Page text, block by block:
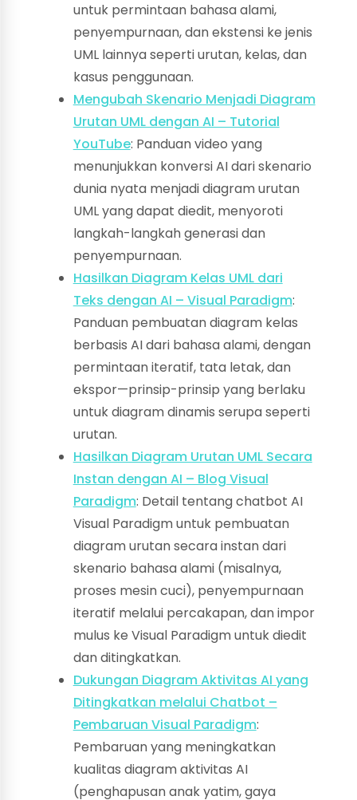
untuk permintaan bahasa alami,
penyempurnaan, dan ekstensi ke jenis
UML lainnya seperti urutan, kelas, dan
kasus penggunaan.
Mengubah Skenario Menjadi Diagram
Urutan UML dengan AI – Tutorial
YouTube: Panduan video yang
menunjukkan konversi AI dari skenario
dunia nyata menjadi diagram urutan
UML yang dapat diedit, menyoroti
langkah-langkah generasi dan
penyempurnaan.
Hasilkan Diagram Kelas UML dari
Teks dengan AI – Visual Paradigm:
Panduan pembuatan diagram kelas
berbasis AI dari bahasa alami, dengan
permintaan iteratif, tata letak, dan
ekspor—prinsip-prinsip yang berlaku
untuk diagram dinamis serupa seperti
urutan.
Hasilkan Diagram Urutan UML Secara
Instan dengan AI – Blog Visual
Paradigm: Detail tentang chatbot AI
Visual Paradigm untuk pembuatan
diagram urutan secara instan dari
skenario bahasa alami (misalnya,
proses mesin cuci), penyempurnaan
iteratif melalui percakapan, dan impor
mulus ke Visual Paradigm untuk diedit
dan ditingkatkan.
Dukungan Diagram Aktivitas AI yang
Ditingkatkan melalui Chatbot –
Pembaruan Visual Paradigm:
Pembaruan yang meningkatkan
kualitas diagram aktivitas AI
(penghapusan anak yatim, gaya